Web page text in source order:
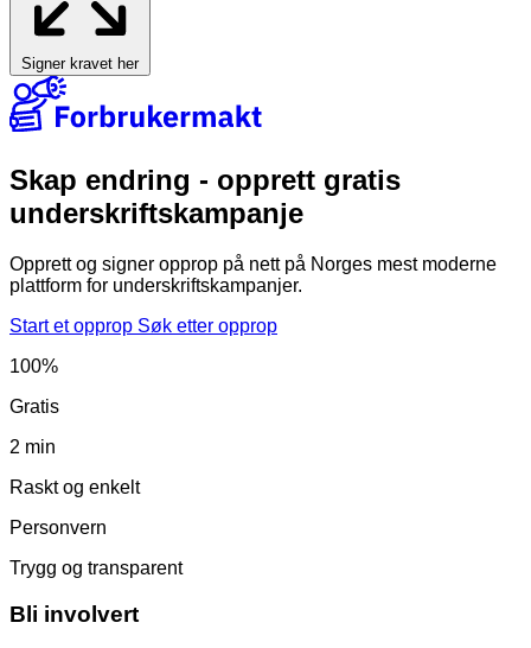
Signer kravet her
Skap endring - opprett gratis
underskriftskampanje
Opprett og signer opprop på nett på Norges mest moderne
plattform for underskriftskampanjer.
Start et opprop Søk etter opprop
100%
Gratis
2 min
Raskt og enkelt
Personvern
Trygg og transparent
Bli involvert